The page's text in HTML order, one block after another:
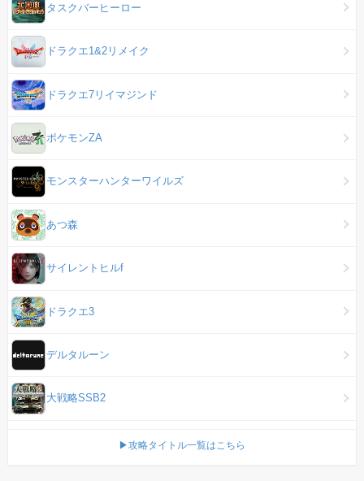
タスクバーヒーロー
ドラクエ1&2リメイク
ドラクエ7リイマジンド
ポケモンZA
モンスターハンターワイルズ
あつ森
サイレントヒルf
ドラクエ3
デルタルーン
大戦略SSB2
▶攻略タイトル一覧はこちら